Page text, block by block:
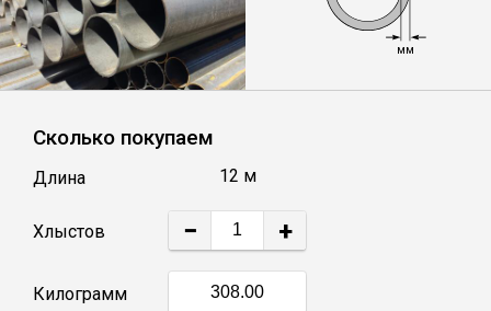
Балка
Полоса
Квадрат стальной
Труба профильная
мм
Сколько покупаем
Длина 12 м
Хлыстов − +
Килограмм